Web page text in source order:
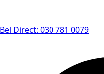
Bel Direct: 030 781 0079